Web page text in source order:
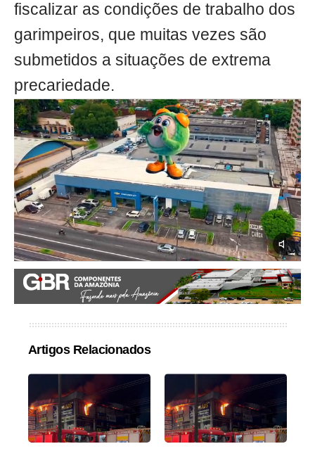
fiscalizar as condições de trabalho dos
garimpeiros, que muitas vezes são
submetidos a situações de extrema
precariedade.
Artigos Relacionados